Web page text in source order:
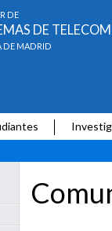
DE
DE
DE MADRID